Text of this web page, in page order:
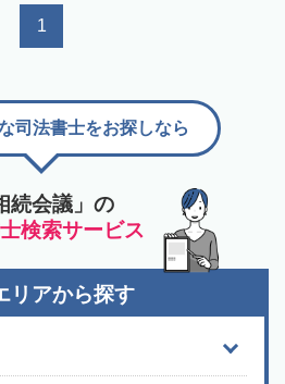
1
続会議」の
検索サービス
司法書士をお探しなら
リアから探す